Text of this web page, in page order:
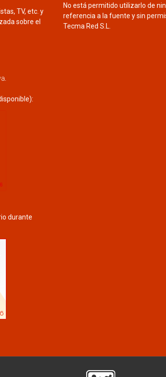
TV, etc. y
sobre el
durante
No está permitido utilizarlo de
referencia a la fuente y sin
Tecma Red S.L.